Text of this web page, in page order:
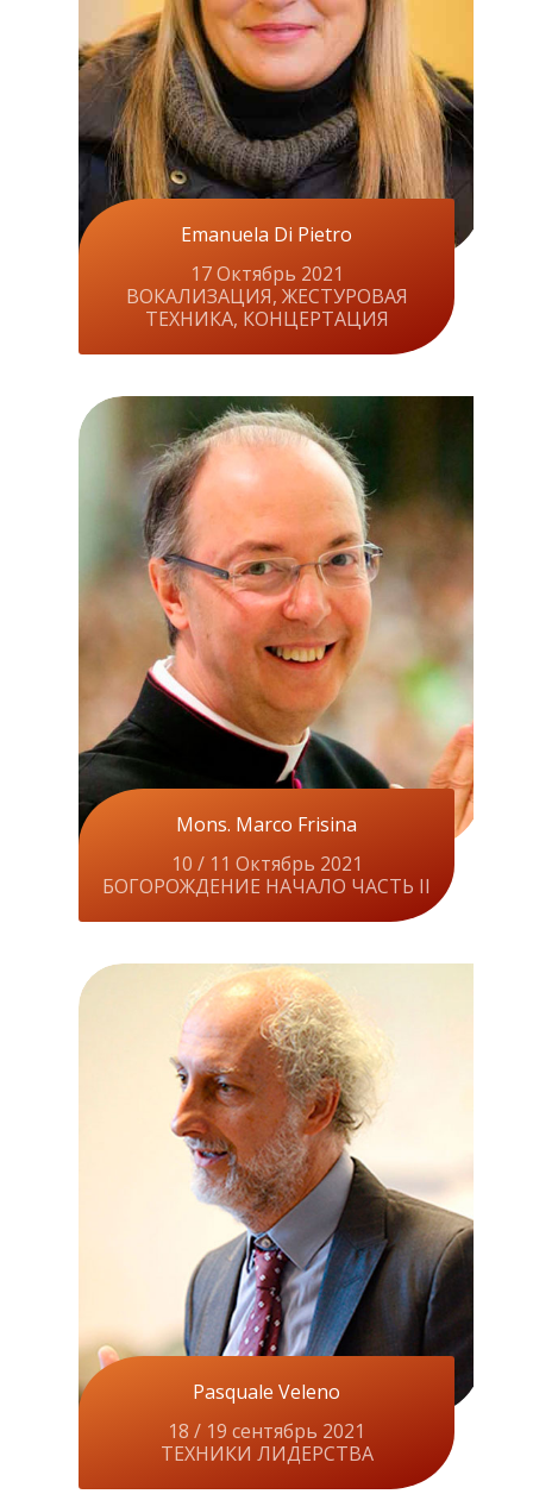
Emanuela Di Pietro
17 Октябрь 2021
ВОКАЛИЗАЦИЯ, ЖЕСТУРОВАЯ
ТЕХНИКА, КОНЦЕРТАЦИЯ
Mons. Marco Frisina
10 / 11 Октябрь 2021
БОГОРОЖДЕНИЕ НАЧАЛО ЧАСТЬ II
Pasquale Veleno
18 / 19 сентябрь 2021
ТЕХНИКИ ЛИДЕРСТВА